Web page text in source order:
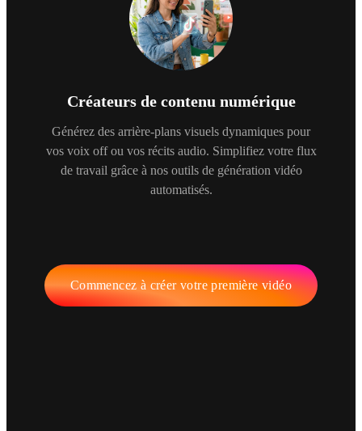
Créateurs de contenu numérique
Générez des arrière-plans visuels dynamiques pour
vos voix off ou vos récits audio. Simplifiez votre flux
de travail grâce à nos outils de génération vidéo
automatisés.
Commencez à créer votre première vidéo